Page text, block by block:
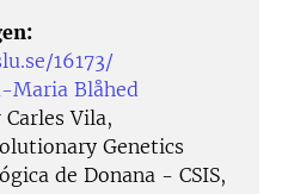
16173/
Maria Blåhed
Vila,
Genetics
de Donana - CSIS,